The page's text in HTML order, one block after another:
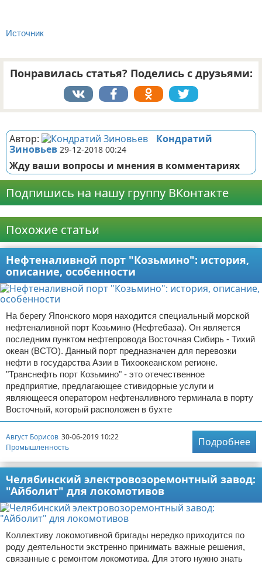
Источник
Понравилась статья? Поделись с друзьями:
Автор:
Кондратий
Зиновьев 29-12-2018 00:24
Жду ваши вопросы и мнения в комментариях
Подпишись на нашу группу ВКонтакте
Похожие статьи
Нефтеналивной порт "Козьмино": история,
описание, особенности
На берегу Японского моря находится специальный морской
нефтеналивной порт Козьмино (Нефтебаза). Он является
последним пунктом нефтепровода Восточная Сибирь - Тихий
океан (ВСТО). Данный порт предназначен для перевозки
нефти в государства Азии в Тихоокеанском регионе.
"Транснефть порт Козьмино" - это отечественное
предприятие, предлагающее стивидорные услуги и
являющееся оператором нефтеналивного терминала в порту
Восточный, который расположен в бухте
Август Борисов 30-06-2019 10:22
Промышленность
Подробнее
Челябинский электровозоремонтный завод:
"Айболит" для локомотивов
Коллективу локомотивной бригады нередко приходится по
роду деятельности экстренно принимать важные решения,
связанные с ремонтом локомотива. Для этого нужно знать